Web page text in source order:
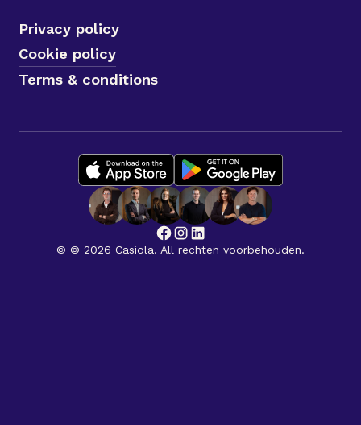
Privacy policy
Cookie policy
Terms & conditions
© © 2026 Casiola. All rechten voorbehouden.